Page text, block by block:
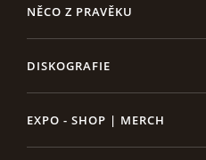
NĚCO Z PRAVĚKU
DISKOGRAFIE
EXPO - SHOP | MERCH